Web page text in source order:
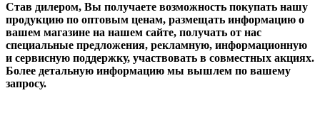
Став дилером, Вы получаете возможность покупать нашу
продукцию по оптовым ценам, размещать информацию о
вашем магазине на нашем сайте, получать от нас
специальные предложения, рекламную, информационную
и сервисную поддержку, участвовать в совместных акциях.
Более детальную информацию мы вышлем по вашему
запросу.